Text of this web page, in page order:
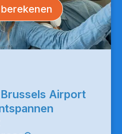
berekenen
Airport